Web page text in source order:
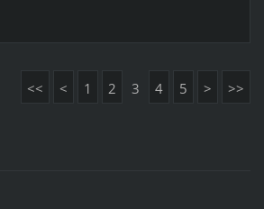
<< < 1 2 3 4 5 > >>